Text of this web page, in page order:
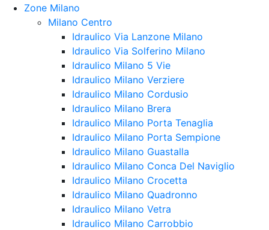
Zone Milano
Milano Centro
Idraulico Via Lanzone Milano
Idraulico Via Solferino Milano
Idraulico Milano 5 Vie
Idraulico Milano Verziere
Idraulico Milano Cordusio
Idraulico Milano Brera
Idraulico Milano Porta Tenaglia
Idraulico Milano Porta Sempione
Idraulico Milano Guastalla
Idraulico Milano Conca Del Naviglio
Idraulico Milano Crocetta
Idraulico Milano Quadronno
Idraulico Milano Vetra
Idraulico Milano Carrobbio